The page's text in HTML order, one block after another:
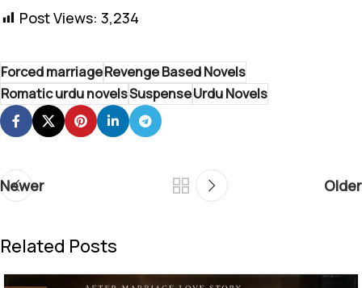
Post Views: 3,234
Forced marriageRevenge Based Novels
Romatic urdu novelsSuspenseUrdu Novels
Newer Older
Related Posts